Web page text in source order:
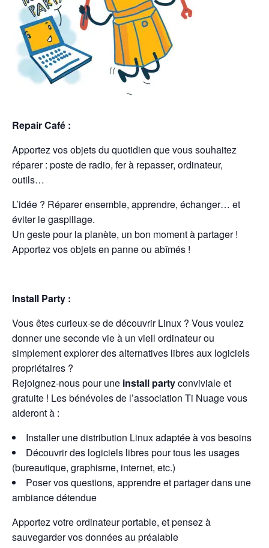
Repair Café :
Apportez vos objets du quotidien que vous souhaitez
réparer : poste de radio, fer à repasser, ordinateur,
outils…
L’idée ? Réparer ensemble, apprendre, échanger… et
éviter le gaspillage.
Un geste pour la planète, un bon moment à partager !
Apportez vos objets en panne ou abîmés !
Install Party :
Vous êtes curieux·se de découvrir Linux ? Vous voulez
donner une seconde vie à un vieil ordinateur ou
simplement explorer des alternatives libres aux logiciels
propriétaires ?
Rejoignez-nous pour une install partyconviviale et
gratuite ! Les bénévoles de l’association Ti Nuage vous
aideront à :
Installer une distribution Linux adaptée à vos besoins
Découvrir des logiciels libres pour tous les usages
(bureautique, graphisme, internet, etc.)
Poser vos questions, apprendre et partager dans une
ambiance détendue
Apportez votre ordinateur portable, et pensez à
sauvegarder vos données au préalable